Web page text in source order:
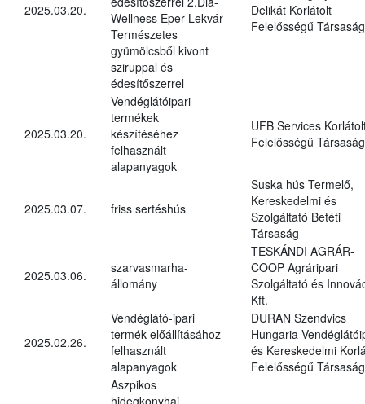
2025.03.20.
Wellness Eper Lekvár
Természetes
gyümölcsből kivont
sziruppal és
édesítőszerrel
Delikát Korlátolt
Felelősségű Társaság
2025.03.20.
Vendéglátóipari
termékek
készítéséhez
felhasznált
alapanyagok
UFB Services
Felelősségű Társaság
2025.03.07. friss sertéshús
Suska hús Termelő,
Kereskedelmi és
Szolgáltató Betéti
Társaság
2025.03.06.
szarvasmarha-
állomány
TESKÁNDI AGRÁR-
COOP Agráripari
Szolgáltató és
Kft.
2025.02.26.
Vendéglátó-ipari
termék előállításához
felhasznált
alapanyagok
DURAN Szendvics
Hungaria
és Kereskedelmi
Felelősségű Társaság
Aszpikos
hidegkonyhai